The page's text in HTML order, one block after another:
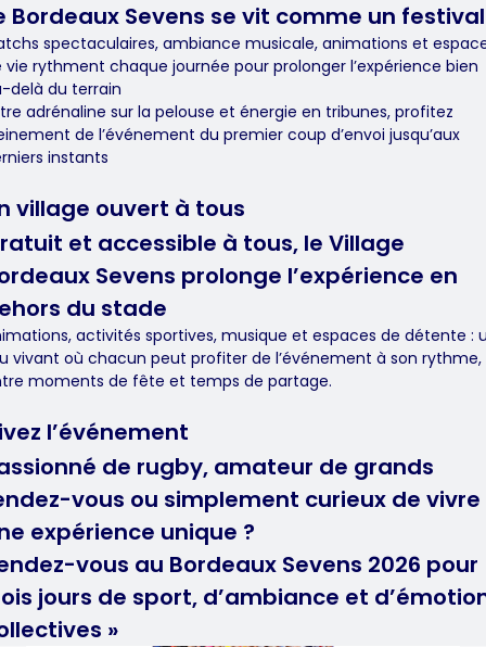
Bordeaux Sevens se vit comme un festival
spectaculaires, ambiance musicale, animations et
vie rythment chaque journée pour prolonger l’expérience bien
delà du terrain
adrénaline sur la pelouse et énergie en tribunes, profitez
de l’événement du premier coup d’envoi jusqu’aux
instants
village ouvert à tous
et accessible à tous, le Village
Sevens prolonge l’expérience en
du stade
activités sportives, musique et espaces de détente :
vivant où chacun peut profiter de l’événement à son rythme,
moments de fête et temps de partage.
l’événement
de rugby, amateur de grands
vous ou simplement curieux de vivre
expérience unique ?
vous au Bordeaux Sevens 2026 pour
jours de sport, d’ambiance et
»